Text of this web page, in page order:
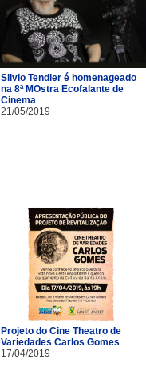
Silvio Tendler é homenageado
na 8ª MOstra Ecofalante de
Cinema
21/05/2019
Projeto do Cine Theatro de
Variedades Carlos Gomes
17/04/2019